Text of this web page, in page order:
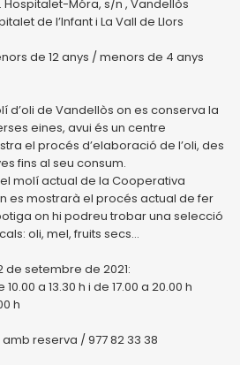
Móra, s/n , Vandellòs
de l’Infant i La Vall de Llors
de 12 anys / menors de 4 anys
d’oli de Vandellòs on es conserva la
eines, avui és un centre
el procés d’elaboració de l’oli, des
fins al seu consum.
molí actual de la Cooperativa
es mostrarà el procés actual de fer
on hi podreu trobar una selecció
oli, mel, fruits secs…
de setembre de 2021:
a 13.30 h i de 17.00 a 20.00 h
h
reserva / 977 82 33 38